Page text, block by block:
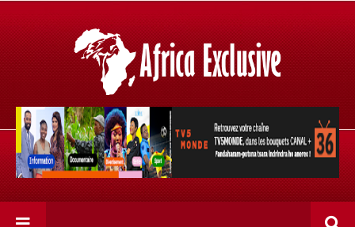
Retrouvez votre chaîne @TV5MONDE, dans les bouquets
CANAL+ 36 . Fandaharam-potoana tsara indrindra ho
anareo!